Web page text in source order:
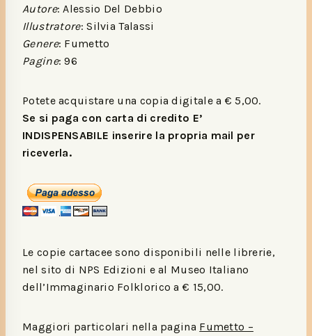
Autore: Alessio Del Debbio
Illustratore: Silvia Talassi
Genere: Fumetto
Pagine: 96
Potete acquistare una copia digitale a € 5,00.
Se si paga con carta di credito E’
INDISPENSABILE inserire la propria mail per
riceverla.
Le copie cartacee sono disponibili nelle librerie,
nel sito di NPS Edizioni e al Museo Italiano
dell’Immaginario Folklorico a € 15,00.
Maggiori particolari nella pagina Fumetto –